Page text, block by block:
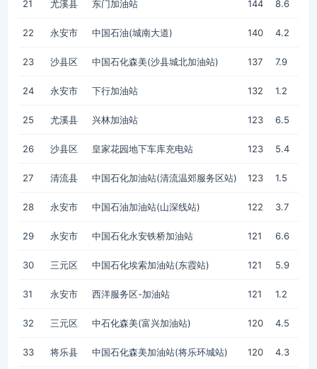
21 尤溪县 东门加油站 144 8.6
22 永安市 中国石油(城南大道) 140 4.2
23 沙县区 中国石化森美(沙县城北加油站) 137 7.9
24 永安市 下行加油站 132 1.2
25 尤溪县 兴林加油站 123 6.5
26 沙县区 皇家花园地下车库充电站 123 5.4
27 清流县 中国石化加油站(清流温郊服务区站) 123 1.5
28 永安市 中国石油加油站(山深线站) 122 3.7
29 永安市 中国石化永安铁桥加油站 121 6.6
30 三元区 中国石化埃索加油站(东霞站) 121 5.9
31 永安市 西洋服务区-加油站 121 1.2
32 三元区 中石化森美(富兴加油站) 120 4.5
33 将乐县 中国石化森美加油站(将乐环城站) 120 4.3